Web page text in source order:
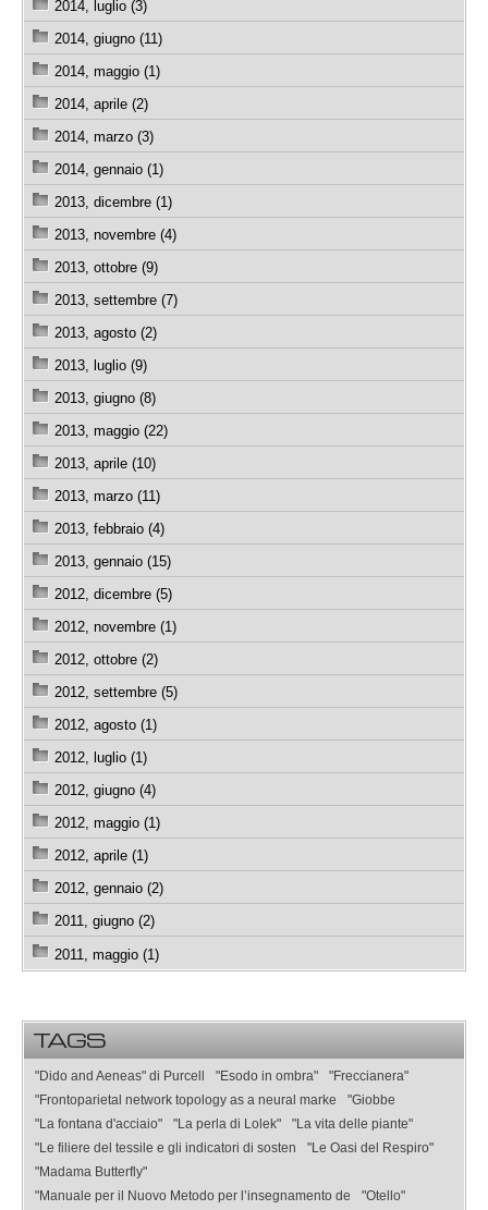
2014, luglio (3)
2014, giugno (11)
2014, maggio (1)
2014, aprile (2)
2014, marzo (3)
2014, gennaio (1)
2013, dicembre (1)
2013, novembre (4)
2013, ottobre (9)
2013, settembre (7)
2013, agosto (2)
2013, luglio (9)
2013, giugno (8)
2013, maggio (22)
2013, aprile (10)
2013, marzo (11)
2013, febbraio (4)
2013, gennaio (15)
2012, dicembre (5)
2012, novembre (1)
2012, ottobre (2)
2012, settembre (5)
2012, agosto (1)
2012, luglio (1)
2012, giugno (4)
2012, maggio (1)
2012, aprile (1)
2012, gennaio (2)
2011, giugno (2)
2011, maggio (1)
TAGS
"Dido and Aeneas" di Purcell "Esodo in ombra"
"Freccianera"
"Frontoparietal network topology as a neural marke
"Giobbe
"La fontana d'acciaio"
"La perla di Lolek"
"La vita delle piante"
"Le filiere del tessile e gli indicatori di sosten
"Le Oasi del Respiro"
"Madama Butterfly"
"Manuale per il Nuovo Metodo per l’insegnamento de
"Otello"